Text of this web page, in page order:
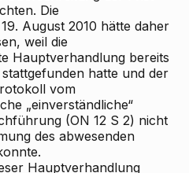
Die
August 2010 hätte daher
weil die
Hauptverhandlung bereits
hatte und der
vom
„einverständliche“
(ON 12 S 2) nicht
des abwesenden
Hauptverhandlung